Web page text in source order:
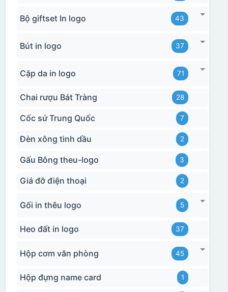
Bộ giftset In logo 43
Bút in logo 37
Cặp da in logo 71
Chai rượu Bát Tràng 28
Cốc sứ Trung Quốc 7
Đèn xông tinh dầu 2
Gấu Bông theu-logo 3
Giá đỡ điện thoại 2
Gối in thêu logo 5
Heo đất in logo 37
Hộp cơm văn phòng 45
Hộp đựng name card 1